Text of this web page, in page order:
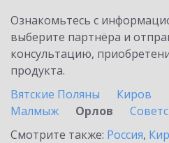
Ознакомьтесь с
выберите партнёра и
консультацию,
продукта.
Вятские Поляны
Киров
Малмыж
Орлов
Смотрите также: Россия,